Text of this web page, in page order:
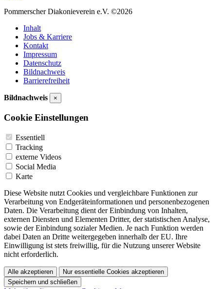
Pommerscher Diakonieverein e.V. ©2026
Inhalt
Jobs & Karriere
Kontakt
Impressum
Datenschutz
Bildnachweis
Barrierefreiheit
Bildnachweis ×
Cookie Einstellungen
Essentiell
Tracking
externe Videos
Social Media
Karte
Diese Website nutzt Cookies und vergleichbare Funktionen zur
Verarbeitung von Endgeräteinformationen und personenbezogenen
Daten. Die Verarbeitung dient der Einbindung von Inhalten,
externen Diensten und Elementen Dritter, der statistischen Analyse,
sowie der Einbindung sozialer Medien. Je nach Funktion werden
dabei Daten an Dritte weitergegeben innerhalb der EU. Ihre
Einwilligung ist stets freiwillig, für die Nutzung unserer Website
nicht erforderlich.
Alle akzeptieren
Nur essentielle Cookies akzeptieren
Speichern und schließen